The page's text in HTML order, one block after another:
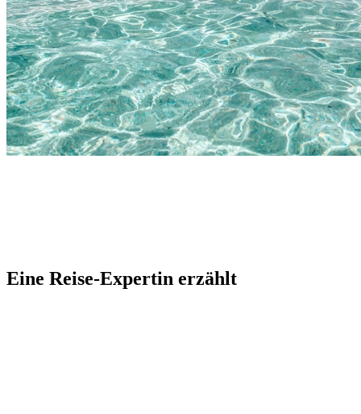
Eine Reise-Expertin erzählt